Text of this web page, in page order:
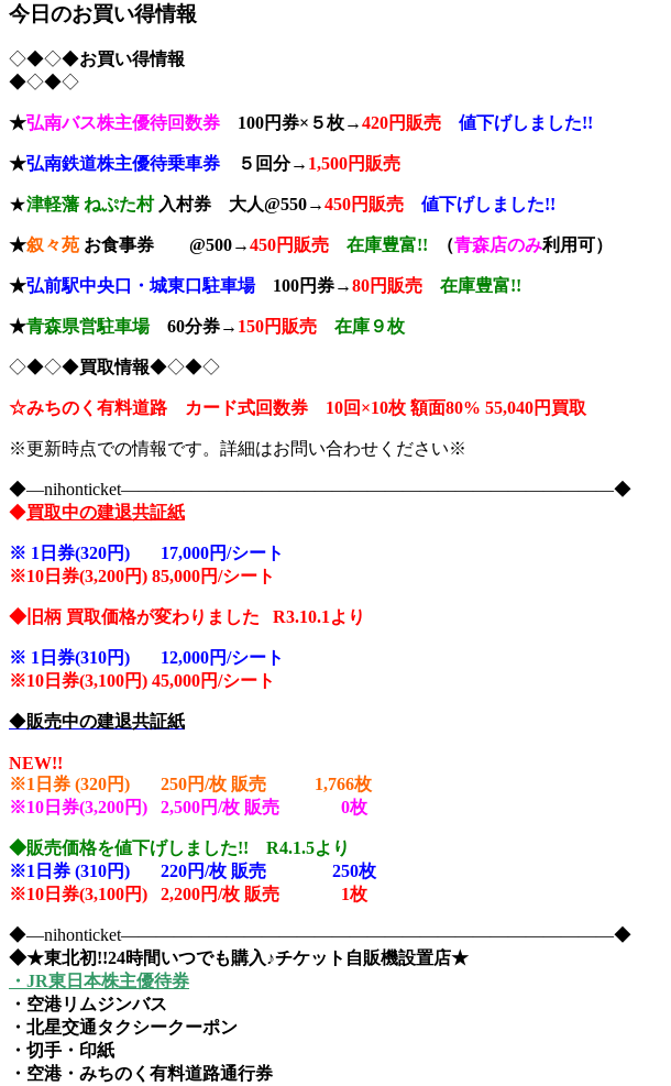
今日のお買い得情報
◇◆◇◆お買い得情報
◆◇◆◇
★弘南バス株主優待回数券 100円券×５枚→420円販売 値下げしました!!
★弘南鉄道株主優待乗車券 ５回分→ 1,500円販売
★津軽藩 ねぷた村 入村券 大人@550→450円販売 値下げしました!!
★叙々苑 お食事券 @500→450円販売 在庫豊富!! （青森店のみ利用可）
★弘前駅中央口 ・城東口駐車場100円券→80円販売 在庫豊富!!
★青森県営駐車場 60分券→ 150円販売 在庫９枚
◇◆◇◆買取情報◆◇◆◇
☆みちのく有料道路 カード式回数券 10回×10枚 額面80% 55,040円買取
※更新時点での情報です。詳細はお問い合わせください※
◆―nihonticket――――――――――――――――――――――――――――◆
◆買取中の建退共証紙
※ 1日券(320円) 17,000円/シート
※10 日券(3,200円) 85,000円/シート
◆旧柄 買取価格が変わりました R3.10.1より
※ 1日券(310円) 12,000円/シート
※10 日券(3,100円) 45,000円/シート
◆販売中の建退共証紙
NEW!!
※1日券 (320円) 250円/枚 販売 1,766枚
※10日券(3,200円) 2,500円/枚 販売 0枚
◆販売価格を値下げしました!! R4.1.5より
※1日券 (310円) 220円/枚 販売 250枚
※10日券(3,100円) 2,200円/枚 販売 1枚
◆―nihonticket――――――――――――――――――――――――――――◆
◆★東北初!!24時間いつでも購入♪チケット自販機設置店★
・JR東日本株主優待券
・空港リムジンバス
・北星交通タクシークーポン
・切手・印紙
・空港・みちのく有料道路通行券